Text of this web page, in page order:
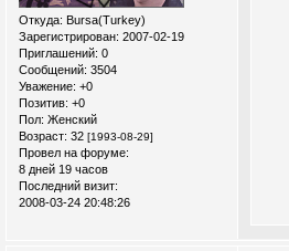
Откуда: Bursa(Turkey)
Зарегистрирован: 2007-02-19
Приглашений: 0
Сообщений: 3504
Уважение: +0
Позитив: +0
Пол: Женский
Возраст: 32 [1993-08-29]
Провел на форуме:
8 дней 19 часов
Последний визит:
2008-03-24 20:48:26